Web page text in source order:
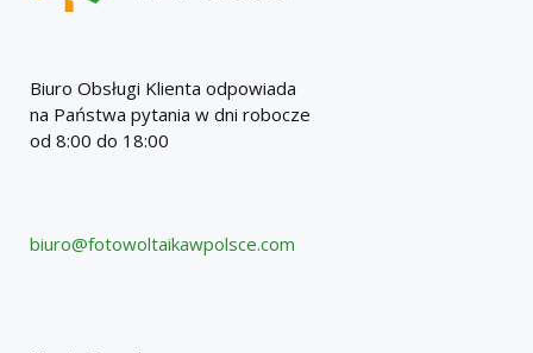
Biuro Obsługi Klienta odpowiada
na Państwa pytania w dni robocze
od 8:00 do 18:00
biuro@fotowoltaikawpolsce.com